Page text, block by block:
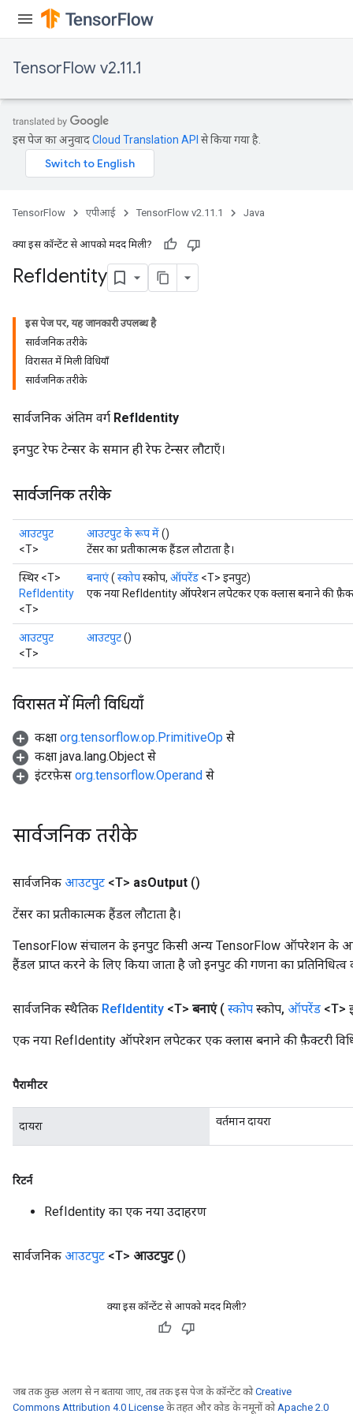
TensorFlow v2.11.1
इस पेज का अनुवादCloud Translation API से किया गया है.
TensorFlow एपीआई TensorFlow v2.11.1 Java
क्या इस कॉन्टेंट से आपको मदद मिली?
RefIdentity
इस पेज पर, यह जानकारी उपलब्ध है
सार्वजनिक तरीके
विरासत में मिली विधियाँ
सार्वजनिक तरीके
सार्वजनिक अंतिम वर्ग RefIdentity
इनपुट रेफ टेन्सर के समान ही रेफ टेन्सर लौटाएँ।
सार्वजनिक तरीके
आउटपुट
<T>
आउटपुट के रूप में()
टेंसर का प्रतीकात्मक हैंडल लौटाता है।
स्थिर <T>
RefIdentity
<T>
बनाएं( स्कोपस्कोप, ऑपरेंड <T> इनपुट)
एक नया RefIdentity ऑपरेशन लपेटकर एक क्लास बनाने की
आउटपुट
<T>
आउटपुट()
विरासत में मिली विधियाँ
कक्षा org.tensorflow.op.PrimitiveOp से
कक्षा java.lang.Object से
इंटरफ़ेस org.tensorflow.Operand से
सार्वजनिक तरीके
सार्वजनिक आउटपुट <T> asOutput ()
टेंसर का प्रतीकात्मक हैंडल लौटाता है।
TensorFlow संचालन के इनपुट किसी अन्य TensorFlow ऑपरेशन के
हैंडल प्राप्त करने के लिए किया जाता है जो इनपुट की गणना का प्रतिनिधित्व
सार्वजनिक स्थैतिक RefIdentity <T> बनाएं ( स्कोप स्कोप, ऑपरेंड <T>
एक नया RefIdentity ऑपरेशन लपेटकर एक क्लास बनाने की फ़ैक्टरी
पैरामीटर
दायरा वर्तमान दायरा
रिटर्न
RefIdentity का एक नया उदाहरण
सार्वजनिक आउटपुट <T> आउटपुट ()
क्या इस कॉन्टेंट से आपको मदद मिली?
जब तक कुछ अलग से न बताया जाए, तब तक इस पेज के कॉन्टेंट कोCreative
Commons Attribution 4.0 License के तहत और कोड के नमूनों कोApache 2.0